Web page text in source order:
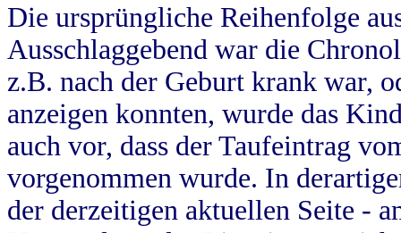
Die ursprüngliche Reihenfolge
Ausschlaggebend war die
z.B. nach der Geburt krank war,
anzeigen konnten, wurde das
auch vor, dass der Taufeintrag
vorgenommen wurde. In
der derzeitigen aktuellen Seite -